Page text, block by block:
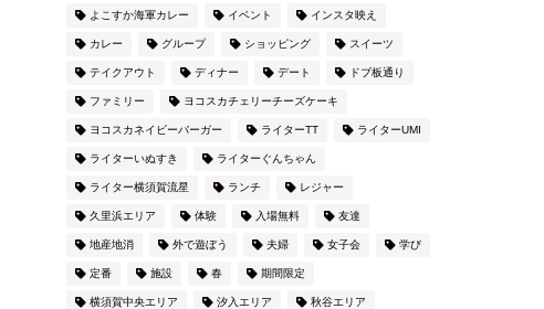
よこすか海軍カレー イベント インスタ映え
カレー グループ ショッピング スイーツ
テイクアウト ディナー デート ドブ板通り
ファミリー ヨコスカチェリーチーズケーキ
ヨコスカネイビーバーガー ライターTT ライターUMI
ライターいぬすき ライターぐんちゃん
ライター横須賀流星 ランチ レジャー
久里浜エリア 体験 入場無料 友達
地産地消 外で遊ぼう 夫婦 女子会 学び
定番 施設 春 期間限定
横須賀中央エリア 汐入エリア 秋谷エリア